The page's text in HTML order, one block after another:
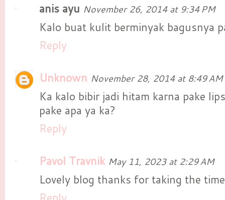
anis ayu November 26, 2014 at 9:34 PM
Kalo buat kulit berminyak bagusnya
Reply
Unknown November 28, 2014 at 8:49 AM
Ka kalo bibir jadi hitam karna pake
pake apa ya ka?
Reply
Pavol Travnik May 11, 2023 at 2:29 AM
Lovely blog thanks for taking the